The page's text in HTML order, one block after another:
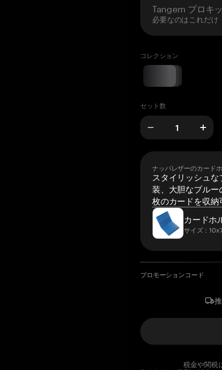
Tangem プロキ
必要なのはこれだけ
コレクション
セット数
ナッパレザーのカード
スタイリッシュ
装、大胆なブルー
枚のカードを収納
カードホ
サイズ：
プロモーションコード
税金や関税